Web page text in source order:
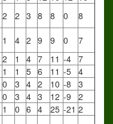
2 2 3 8 8 0 8
1 4 2 9 9 0
7
2 1 4 7 11 -4 7
1 1 5 6 11 -5 4
0 3 4 2 10 -8
3
0 3 4 3 12 -9
2
1 0 6 4 25 -21 2